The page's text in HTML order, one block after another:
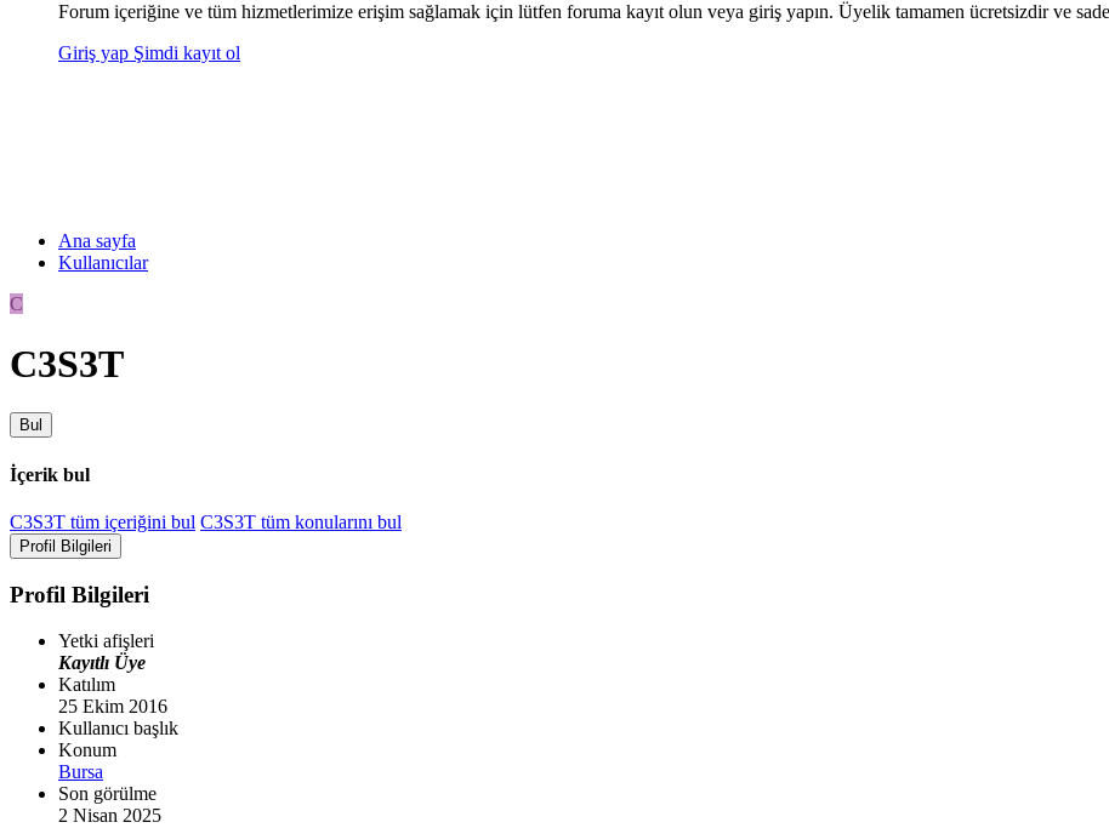
Forum içeriğine ve tüm hizmetlerimize erişim sağlamak için lütfen foruma kayıt olun veya giriş yapın. Üyelik tamamen ücretsizdir ve
Giriş yap Şimdi kayıt ol
Ana sayfa
Kullanıcılar
C
C3S3T
Bul
İçerik bul
C3S3T tüm içeriğini bul C3S3T tüm konularını bul
Profil Bilgileri
Profil Bilgileri
Yetki afişleri
Kayıtlı Üye
Katılım
25 Ekim 2016
Kullanıcı başlık
Konum
Bursa
Son görülme
2 Nisan 2025